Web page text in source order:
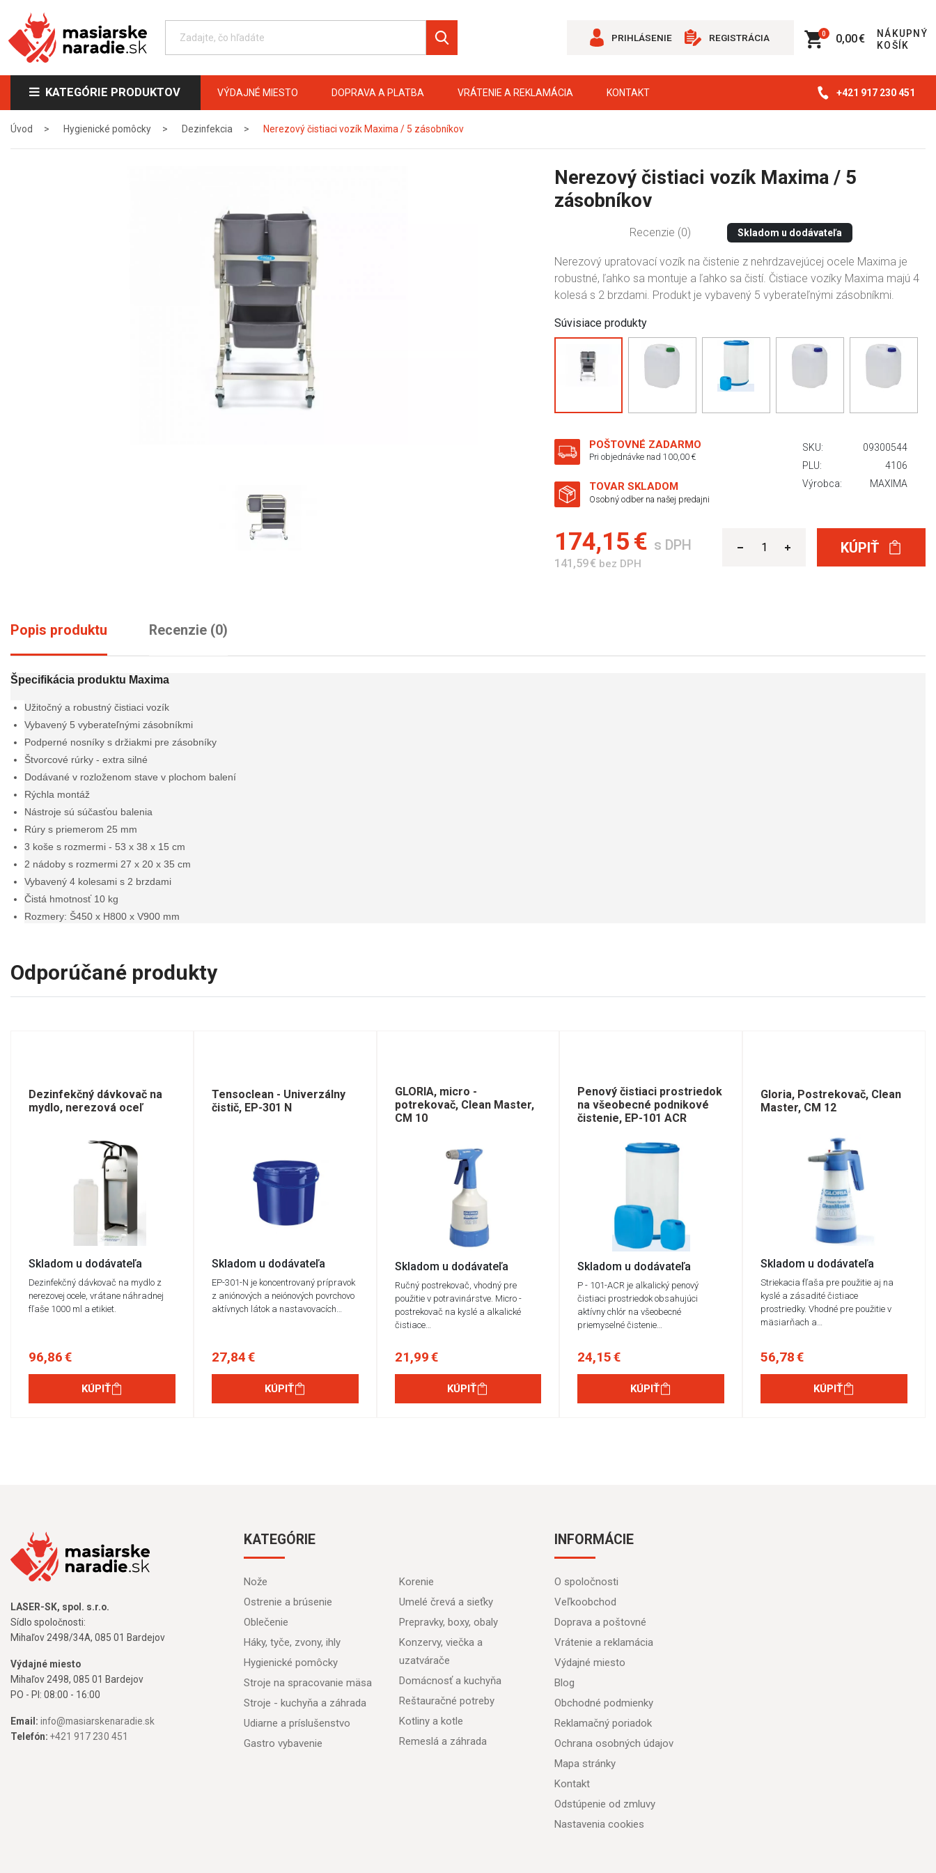
PRIHLÁSENIE REGISTRÁCIA 0,00 €
NÁKUPNÝ
KOŠÍK
0
KATEGÓRIE PRODUKTOV VÝDAJNÉ MIESTO DOPRAVA A PLATBA VRÁTENIE A REKLAMÁCIA KONTAKT +421 917 230 451
Úvod Hygienické pomôcky Dezinfekcia Nerezový čistiaci vozík Maxima / 5 zásobníkov
Nerezový čistiaci vozík Maxima / 5
zásobníkov
Recenzie (0) Skladom u dodávateľa
Nerezový upratovací vozík na čistenie z nehrdzavejúcej ocele Maxima je
robustné, ľahko sa montuje a ľahko sa čistí. Čistiace vozíky Maxima majú 4
kolesá s 2 brzdami. Produkt je vybavený 5 vyberateľnými zásobníkmi.
Súvisiace produkty
POŠTOVNÉ ZADARMO
Pri objednávke nad 100,00 €
TOVAR SKLADOM
Osobný odber na našej predajni
SKU:
09300544
PLU:
4106
Výrobca:
MAXIMA
174,15 € s DPH
141,59 € bez DPH
KÚPIŤ
Popis produktu Recenzie (0)
Špecifikácia produktu Maxima
Užitočný a robustný čistiaci vozík
Vybavený 5 vyberateľnými zásobníkmi
Podperné nosníky s držiakmi pre zásobníky
Štvorcové rúrky - extra silné
Dodávané v rozloženom stave v plochom balení
Rýchla montáž
Nástroje sú súčasťou balenia
Rúry s priemerom 25 mm
3 koše s rozmermi - 53 x 38 x 15 cm
2 nádoby s rozmermi 27 x 20 x 35 cm
Vybavený 4 kolesami s 2 brzdami
Čistá hmotnosť 10 kg
Rozmery: Š450 x H800 x V900 mm
Odporúčané produkty
Dezinfekčný dávkovač na
mydlo, nerezová oceľ
Skladom u dodávateľa
Dezinfekčný dávkovač na mydlo z
nerezovej ocele, vrátane náhradnej
fľaše 1000 ml a etikiet.
96,86 €
KÚPIŤ
Tensoclean - Univerzálny
čistič, EP-301 N
Skladom u dodávateľa
EP-301-N je koncentrovaný prípravok
z aniónových a neiónových povrchovo
aktívnych látok a nastavovacích…
27,84 €
KÚPIŤ
GLORIA, micro -
potrekovač, Clean Master,
CM 10
Skladom u dodávateľa
Ručný postrekovač, vhodný pre
použitie v potravinárstve. Micro -
postrekovač na kyslé a alkalické
čistiace…
21,99 €
KÚPIŤ
Penový čistiaci prostriedok
na všeobecné podnikové
čistenie, EP-101 ACR
Skladom u dodávateľa
P - 101-ACR je alkalický penový
čistiaci prostriedok obsahujúci
aktívny chlór na všeobecné
priemyselné čistenie…
24,15 €
KÚPIŤ
Gloria, Postrekovač, Clean
Master, CM 12
Skladom u dodávateľa
Striekacia fľaša pre použitie aj na
kyslé a zásadité čistiace
prostriedky. Vhodné pre použitie v
mäsiarňach a…
56,78 €
KÚPIŤ
LASER-SK, spol. s.r.o.
Sídlo spoločnosti:
Mihaľov 2498/34A, 085 01 Bardejov
Výdajné miesto
Mihaľov 2498, 085 01 Bardejov
PO - PI: 08:00 - 16:00
Email: info@masiarskenaradie.sk
Telefón: +421 917 230 451
KATEGÓRIE
Nože
Ostrenie a brúsenie
Oblečenie
Háky, tyče, zvony, ihly
Hygienické pomôcky
Stroje na spracovanie mäsa
Stroje - kuchyňa a záhrada
Udiarne a príslušenstvo
Gastro vybavenie
Korenie
Umelé črevá a sieťky
Prepravky, boxy, obaly
Konzervy, viečka a
uzatvárače
Domácnosť a kuchyňa
Reštauračné potreby
Kotliny a kotle
Remeslá a záhrada
INFORMÁCIE
O spoločnosti
Veľkoobchod
Doprava a poštovné
Vrátenie a reklamácia
Výdajné miesto
Blog
Obchodné podmienky
Reklamačný poriadok
Ochrana osobných údajov
Mapa stránky
Kontakt
Odstúpenie od zmluvy
Nastavenia cookies